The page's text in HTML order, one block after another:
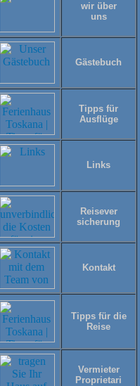
wir über
uns
Gästebuch
Tipps für
Ausflüge
Links
Reisever
sicherung
Kontakt
Tipps für die
Reise
Vermieter
Proprietari